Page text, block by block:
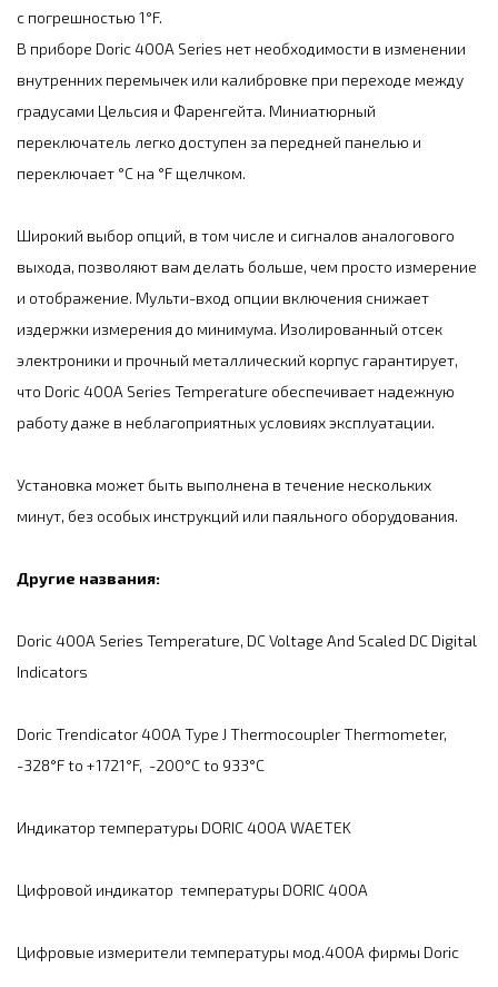
с погрешностью 1°F.
В приборе Doric 400A Series нет необходимости в изменении
внутренних перемычек или калибровке при переходе между
градусами Цельсия и Фаренгейта. Миниатюрный
переключатель легко доступен за передней панелью и
переключает °C на °F щелчком.
Широкий выбор опций, в том числе и сигналов аналогового
выхода, позволяют вам делать больше, чем просто измерение
и отображение. Мульти-вход опции включения снижает
издержки измерения до минимума. Изолированный отсек
электроники и прочный металлический корпус гарантирует,
что Doric 400A Series Temperature обеспечивает надежную
работу даже в неблагоприятных условиях эксплуатации.
Установка может быть выполнена в течение нескольких
минут, без особых инструкций или паяльного оборудования.
Другие названия:
Doric 400A Series Temperature, DC Voltage And Scaled DC Digital
Indicators
Doric Trendicator 400A Type J Thermocoupler Thermometer,
-328°F to +1721°F, -200°C to 933°C
Индикатор температуры DORIC 400A WAETEK
Цифровой индикатор температуры DORIC 400A
Цифровые измерители температуры мод.400А фирмы Doric